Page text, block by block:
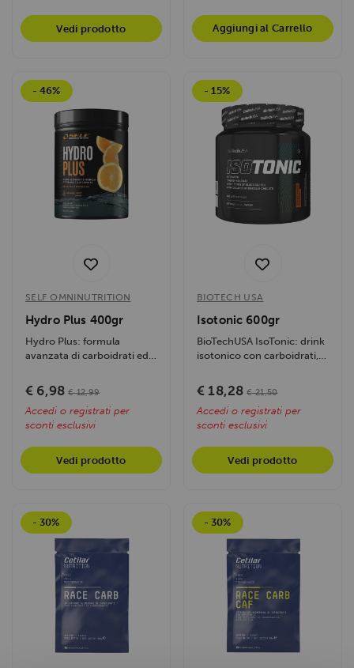
Vedi prodotto Aggiungi al Carrello
- 46%
SELF OMNINUTRITION
Hydro Plus 400gr
Hydro Plus: formula
avanzata di carboidrati ed
immediata,...
€ 6,98 € 12,99
Accedi o registrati per
sconti esclusivi
Vedi prodotto
- 15%
BIOTECH USA
Isotonic 600gr
BioTechUSA IsoTonic: drink
isotonico con carboidrati,
€ 18,28 € 21,50
Accedi o registrati per
sconti esclusivi
Vedi prodotto
- 30% - 30%